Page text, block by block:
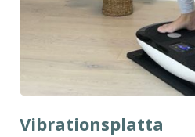
Vibrationsplatta